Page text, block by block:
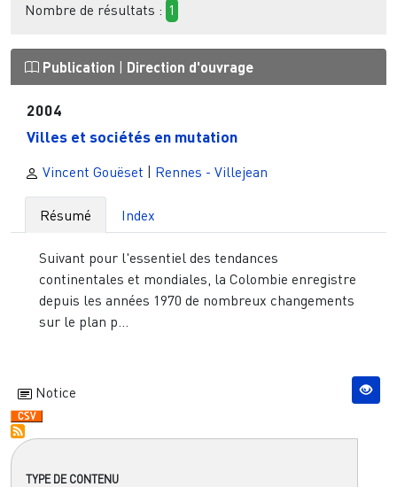
TYPE DE CONTENU
Nombre de résultats : 1
Publication Direction d'ouvrage
2004
Villes et sociétés en mutation
Vincent Gouëset | Rennes - Villejean
Résumé Index
Suivant pour l'essentiel des tendances
continentales et mondiales, la Colombie enregistre
depuis les années 1970 de nombreux changements
sur le plan p...
Notice